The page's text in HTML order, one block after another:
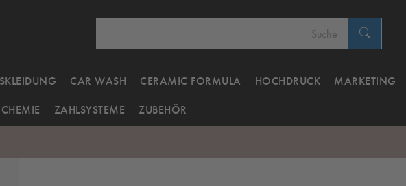
CAR WASH CERAMIC FORMULA HOCHDRUCK MARKETING
ZAHLSYSTEME ZUBEHÖR